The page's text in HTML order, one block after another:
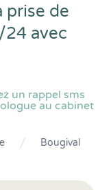
prise de
avec
un rappel sms
au cabinet
Bougival